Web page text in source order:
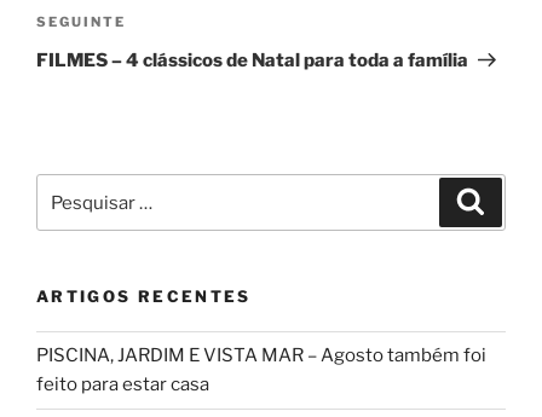
Conteúdo
seguinte
SEGUINTE
FILMES – 4 clássicos de Natal para toda a família
por:
ARTIGOS RECENTES
PISCINA, JARDIM E VISTA MAR – Agosto também foi
feito para estar casa